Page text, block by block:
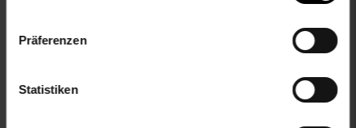
Präferenzen
Statistiken